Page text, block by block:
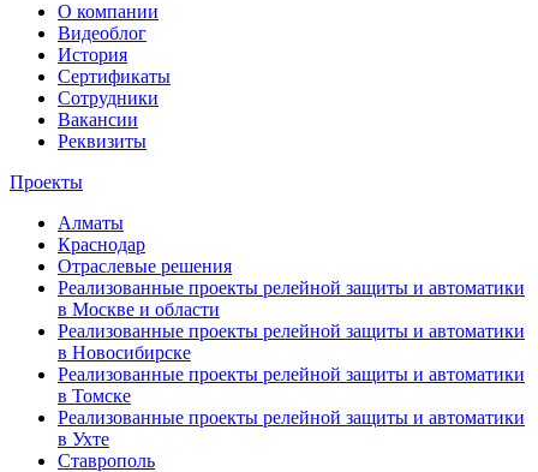
О компании
Видеоблог
История
Сертификаты
Сотрудники
Вакансии
Реквизиты
Проекты
Алматы
Краснодар
Отраслевые решения
Реализованные проекты релейной защиты и автоматики
в Москве и области
Реализованные проекты релейной защиты и автоматики
в Новосибирске
Реализованные проекты релейной защиты и автоматики
в Томске
Реализованные проекты релейной защиты и автоматики
в Ухте
Ставрополь